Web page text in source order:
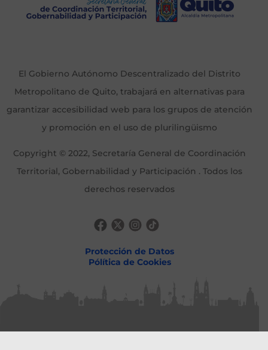
El Gobierno Autónomo Descentralizado del Distrito
Metropolitano de Quito, trabajará en alternativas para
garantizar accesibilidad web para los grupos de atención
y promoción en el uso de plurilingüismo
Copyright © 2022, Secretaría General de Coordinación
Territorial, Gobernabilidad y Participación . Todos los
derechos reservados
Protección de Datos
Pólítica de Cookies